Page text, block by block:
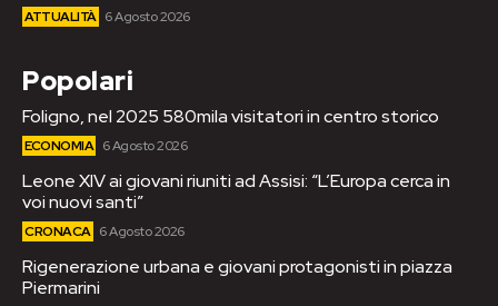
ATTUALITÀ 6 Agosto 2026
Popolari
Foligno, nel 2025 580mila visitatori in centro storico
ECONOMIA 6 Agosto 2026
Leone XIV ai giovani riuniti ad Assisi: “L’Europa cerca in
voi nuovi santi”
CRONACA 6 Agosto 2026
Rigenerazione urbana e giovani protagonisti in piazza
Piermarini